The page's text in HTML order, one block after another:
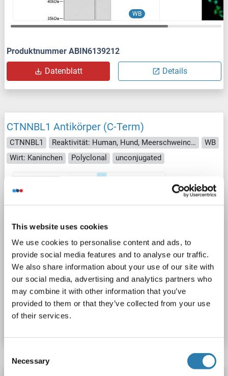
This website uses cookies
We use cookies to personalise content and ads, to
provide social media features and to analyse our traffic.
We also share information about your use of our site with
our social media, advertising and analytics partners who
may combine it with other information that you’ve
provided to them or that they’ve collected from your use
of their services.
Selection
Necessary
WB
Produktnummer ABIN6139212
Datenblatt Details
CTNNBL1 Antikörper (C-Term)
CTNNBL1 Reaktivität: Human, Hund, Meerschweinchen, Schwein, Affe
WB
Wirt: Kaninchen
Polyclonal unconjugated
Produktnummer ABIN6747698